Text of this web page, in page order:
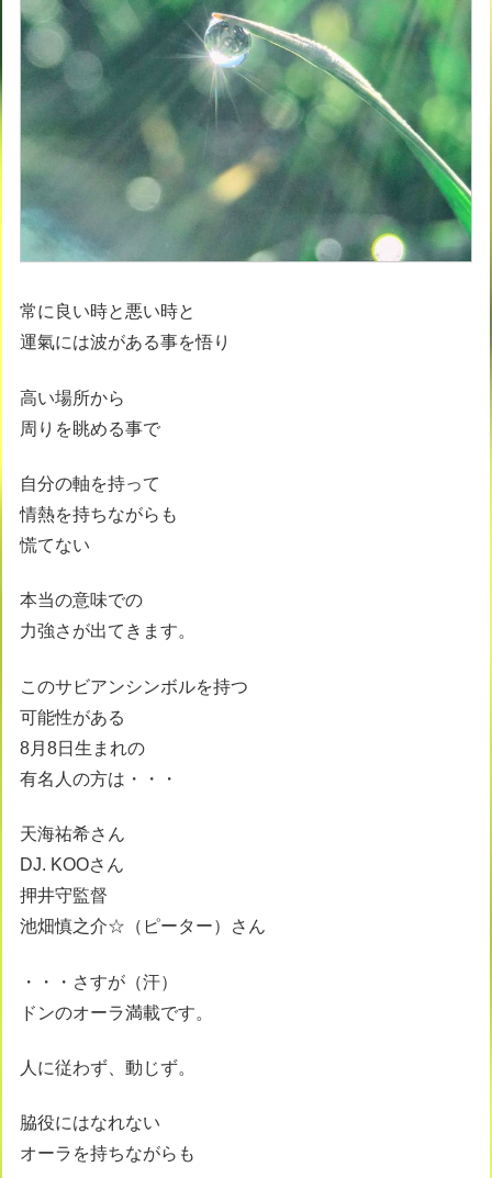
常に良い時と悪い時と
運氣には波がある事を悟り
高い場所から
周りを眺める事で
自分の軸を持って
情熱を持ちながらも
慌てない
本当の意味での
力強さが出てきます。
このサビアンシンボルを持つ
可能性がある
8月8日生まれの
有名人の方は・・・
天海祐希さん
DJ. KOOさん
押井守監督
池畑慎之介☆（ピーター）さん
・・・さすが（汗）
ドンのオーラ満載です。
人に従わず、動じず。
脇役にはなれない
オーラを持ちながらも